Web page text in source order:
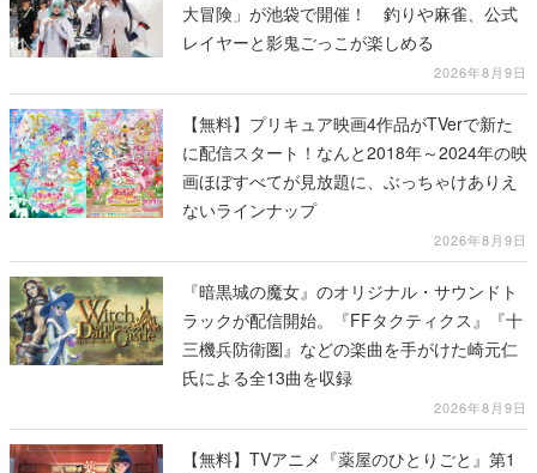
大冒険」が池袋で開催！ 釣りや麻雀、公式
レイヤーと影鬼ごっこが楽しめる
2026年8月9日
【無料】プリキュア映画4作品がTVerで新た
に配信スタート！なんと2018年～2024年の映
画ほぼすべてが見放題に、ぶっちゃけありえ
ないラインナップ
2026年8月9日
『暗黒城の魔女』のオリジナル・サウンドト
ラックが配信開始。『FFタクティクス』『十
三機兵防衛圏』などの楽曲を手がけた崎元仁
氏による全13曲を収録
2026年8月9日
【無料】TVアニメ『薬屋のひとりごと』第1